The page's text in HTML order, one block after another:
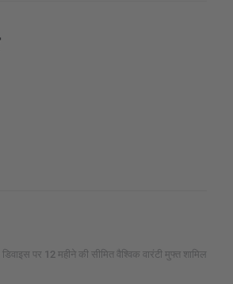
पर 12 महीने की सीमित वैश्विक वारंटी मुफ्त शामिल